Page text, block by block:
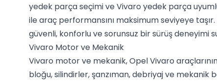
yedek parça seçimi ve Vivaro yedek parça
ile araç performansını maksimum seviyeye
güvenli, konforlu ve sorunsuz bir sürüş deneyimi
Vivaro Motor ve Mekanik
Vivaro motor ve mekanik, Opel Vivaro
bloğu, silindirler, şanzıman, debriyaj ve